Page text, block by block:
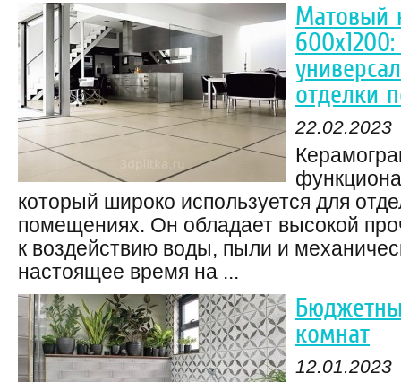
Матовый
отделки
22.02.2023
который широко используется для
помещениях. Он обладает высокой
к воздействию воды, пыли и
настоящее время на ...
комнат
12.01.2023